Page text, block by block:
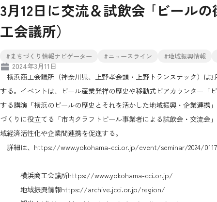
3月12日に交流＆試飲会 ｢ビール
工会議所）
#まちづくり情報ナビゲーター #ニュースライン #地域振興情報
2024年3月11日
横浜商工会議所（神奈川県、上野孝会頭・上野トランステック）は
する。イベントは、ビール産業発祥の歴史や移動式ビアカウンター「
する講演「横浜のビールの歴史とそれを活かした地域振興・企業連携
づくりに役立てる「市内クラフトビール事業者による試飲会・交流会
域経済活性化や企業間連携を促進する。
詳細は、 https://www.yokohama-cci.or.jp/event/seminar/2024/
横浜商工会議所https://www.yokohama-cci.or.jp/
地域振興情報https://archive.jcci.or.jp/region/